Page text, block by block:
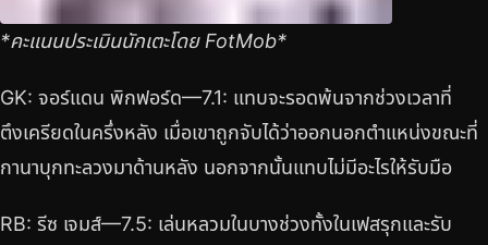
*คะแนนประเมินนักเตะโดย FotMob*
GK: จอร์แดน พิกฟอร์ด—7.1: แทบจะรอดพ้นจากช่วงเวลาที่
ตึงเครียดในครึ่งหลัง เมื่อเขาถูกจับได้ว่าออกนอกตำแหน่งขณะที่
กานาบุกทะลวงมาด้านหลัง นอกจากนั้นแทบไม่มีอะไรให้รับมือ
RB: รีซ เจมส์—7.5: เล่นหลวมในบางช่วงทั้งในเฟสรุกและรับ